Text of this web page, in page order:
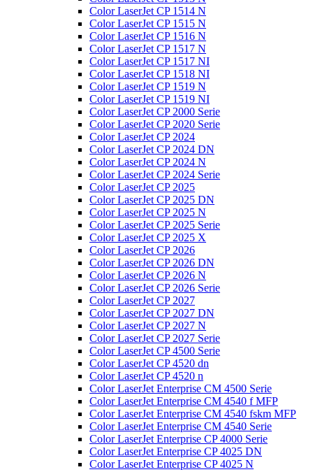
Color LaserJet CP 1514 N
Color LaserJet CP 1515 N
Color LaserJet CP 1516 N
Color LaserJet CP 1517 N
Color LaserJet CP 1517 NI
Color LaserJet CP 1518 NI
Color LaserJet CP 1519 N
Color LaserJet CP 1519 NI
Color LaserJet CP 2000 Serie
Color LaserJet CP 2020 Serie
Color LaserJet CP 2024
Color LaserJet CP 2024 DN
Color LaserJet CP 2024 N
Color LaserJet CP 2024 Serie
Color LaserJet CP 2025
Color LaserJet CP 2025 DN
Color LaserJet CP 2025 N
Color LaserJet CP 2025 Serie
Color LaserJet CP 2025 X
Color LaserJet CP 2026
Color LaserJet CP 2026 DN
Color LaserJet CP 2026 N
Color LaserJet CP 2026 Serie
Color LaserJet CP 2027
Color LaserJet CP 2027 DN
Color LaserJet CP 2027 N
Color LaserJet CP 2027 Serie
Color LaserJet CP 4500 Serie
Color LaserJet CP 4520 dn
Color LaserJet CP 4520 n
Color LaserJet Enterprise CM 4500 Serie
Color LaserJet Enterprise CM 4540 f MFP
Color LaserJet Enterprise CM 4540 fskm MFP
Color LaserJet Enterprise CM 4540 Serie
Color LaserJet Enterprise CP 4000 Serie
Color LaserJet Enterprise CP 4025 DN
Color LaserJet Enterprise CP 4025 N